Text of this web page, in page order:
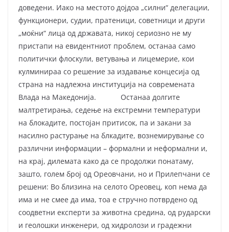
доведени. Иако на местото дојдоа „силни“ делегации,
функционери, судии, пратеници, советници и други
„моќни“ лица од државата, никој сериозно не му
пристапи на евидентниот проблем, останаа само
политички флоскули, ветувања и лицемерие, кои
кулминираа со решение за издавање концесија од
страна на надлежна институција на современата
Влада на Македонија. Останаа долгите
малтретирања, седење на екстремни температури
на блокадите, постојан притисок, па и закани за
насилно растурање на блкадите, вознемирување со
различни информации – формални и неформални и,
на крај, дилемата како да се продолжи понатаму,
зашто, голем број од Ореовчани, но и Прилепчани се
решени: Во близина на селото Ореовец, коп нема да
има и не смее да има, тоа е стручно потврдено од
соодветни експерти за животна средина, од рударски
и геолошки инженери, од хидролози и градежни